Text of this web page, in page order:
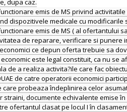
dupa caz.
emis de MS privind
dispozitivele medicale cu modificarile
emis de MS ( al ofertantului
de reparare, verificare si punere
ce depun oferta trebuie sa
este legal constituit, ca nu se
de a realiza activita?ile care fac
de catre operatorii economici
probeaza îndeplinirea celor
straini, documente echivalente emise
ofertantul clasat pe locul I în